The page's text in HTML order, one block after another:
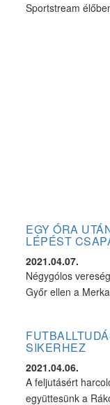
Sportstream
EGY ÓRA
LÉPÉST
2021.04.07.
Négygólos
SIKERHEZ
2021.04.06.
A feljutásért